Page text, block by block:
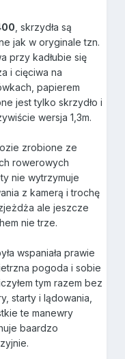
, skrzydła są
jak w oryginale tzn.
przy kadłubie się
i cięciwa na
papierem
jest tylko skrzydło i
wersja 1,3m.
zrobione ze
rowerowych
nie wytrzymuje
z kamerą i trochę
ale jeszcze
nie trze.
wspaniała prawie
pogoda i sobie
tym razem bez
starty i lądowania,
te manewry
baardzo